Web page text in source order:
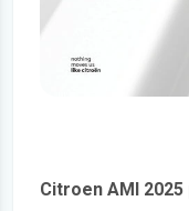
Citroen AMI 2025